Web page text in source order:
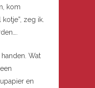
kom
zeg ik.
Wat
en